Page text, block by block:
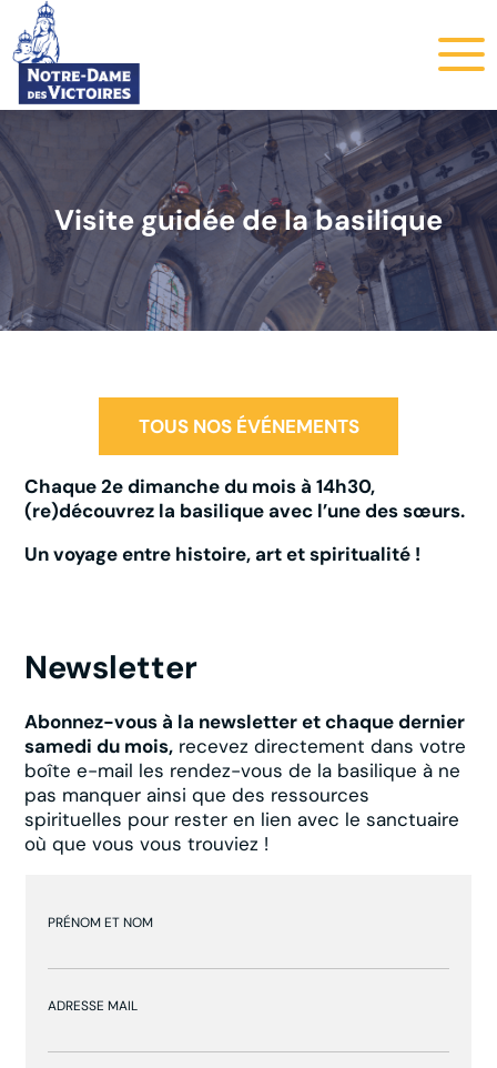
Visite guidée de la basilique
TOUS NOS ÉVÉNEMENTS
Chaque 2e dimanche du mois à 14h30,
(re)découvrez la basilique avec l’une des sœurs.
Un voyage entre histoire, art et spiritualité !
Newsletter
Abonnez-vous à la newsletter et chaque dernier
samedi du mois, recevez directement dans votre
boîte e-mail les rendez-vous de la basilique à ne
pas manquer ainsi que des ressources
spirituelles pour rester en lien avec le sanctuaire
où que vous vous trouviez !
PRÉNOM ET NOM
ADRESSE MAIL